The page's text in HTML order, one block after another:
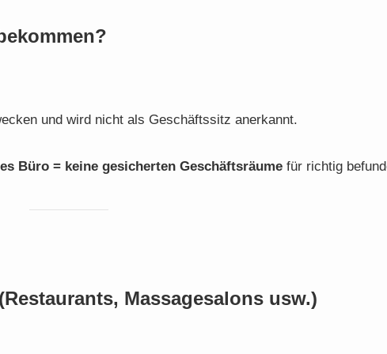
und wird nicht als Geschäftssitz anerkannt.
Büro = keine gesicherten Geschäftsräumefür richtig
Massagesalons usw.)